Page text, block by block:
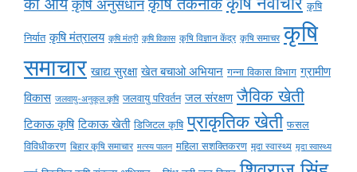
की आय कृषि अनुसंधान कृषि तकनीक कृषि
निर्यात कृषि मंत्रालय कृषि मंत्री कृषि विकास कृषि विज्ञान केंद्र कृषि समाचर कृषि
समाचार खाद्य सुरक्षा खेत बचाओ अभियान गन्ना विकास विभाग ग्रामीण
विकास जलवायु-अनुकूल कृषि जलवायु परिवर्तन जल संरक्षण जैविक खेती
टिकाऊ कृषि टिकाऊ खेती डिजिटल कृषि प्राकृतिक खेती फसल
विविधीकरण बिहार कृषि समाचार मत्स्य पालन महिला सशक्तिकरण मृदा स्वास्थ्य मृदा स्वास्थ्य